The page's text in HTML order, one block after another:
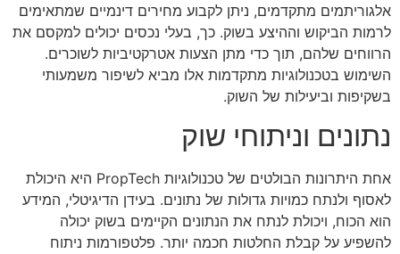
אלגוריתמים מתקדמים, ניתן לקבוע מחירים דינמיים שמתאימים
לרמות הביקוש וההיצע בשוק. כך, בעלי נכסים יכולים למקסם את
הרווחים שלהם, תוך כדי מתן הצעות אטרקטיביות לשוכרים.
השימוש בטכנולוגיות מתקדמות אלו מביא לשיפור משמעותי
בשקיפות וביעילות של השוק.
נתונים וניתוחי שוק
אחת היתרונות הבולטים של טכנולוגיות PropTech היא היכולת
לאסוף ולנתח כמויות גדולות של נתונים. בעידן הדיגיטלי, המידע
הוא הכוח, ויכולת לנתח את הנתונים הקיימים בשוק יכולה
להשפיע על קבלת החלטות חכמה יותר. פלטפורמות ניתוח